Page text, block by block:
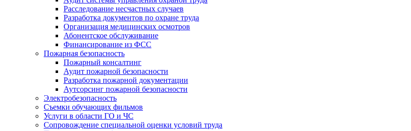
Расследование несчастных случаев
Разработка документов по охране труда
Организация медицинских осмотров
Абонентское обслуживание
Финансирование из ФСС
Пожарная безопасность
Пожарный консалтинг
Аудит пожарной безопасности
Разработка пожарной документации
Аутсорсинг пожарной безопасности
Электробезопасность
Съемки обучающих фильмов
Услуги в области ГО и ЧС
Сопровождение специальной оценки условий труда